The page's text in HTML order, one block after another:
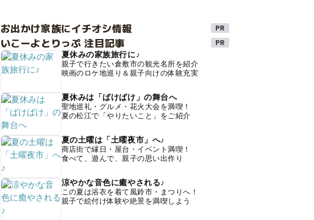
お出かけ家族にイチオシ情報
いこーよとりっぷ 注目記事
夏休みの家族旅行に♪
親子で行きたい倉敷市の観光名所を紹介
映画のロケ地巡り＆親子向けの体験充実
夏休みは「ばけばけ」の舞台へ
聖地巡礼・グルメ・花火大会を満喫！
夏の松江で「やりたいこと」をご紹介
夏の土曜は「土曜夜市」へ♪
商店街で縁日・屋台・イベント満喫！
食べて、遊んで、親子の思い出作り
涼やかな音色に癒やされる♪
この夏は浴衣を着て風鈴市・まつりへ！
親子で絵付け体験や絶景を満喫しよう